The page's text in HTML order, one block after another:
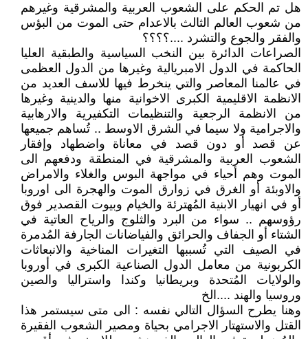
هل تم الحكم على الشعوب العربية والمشرقية وغيرهم
من شعوب العالم الثالث بالاعدام حتى الموت من البؤس
والفقر والجوع والتشرد ....؟؟؟؟
الصراعات الدائرة بين النخب السياسية والطبقية العليا
الحاكمة في الدول الامبريالية وغيرها من الدول العظمى
في عالمنا المعاصر والتي ينخرط فيها للاسف العديد من
الانظمة الاقليمية الكبرى الاخوانية منها والدينية وغيرها
من الانظمة الرجعية والتنظيمات التكفيرية والارهابية
والاجرامية ولا سيما في الشرق الاوسط .. تُساهم جميعها
عن قصد أو دون قصد في معاناة واضطهاد وإفقار
الشعوب العربية والمشرقية في المنطقة ودفعهم الى
الموت وهم أحياء في مواجهة البوس والغلاء والامراض
والاوبئة أو الغرق في زوارق الموت والهجرة الى اوروبا
أو في انهيار الابنية المُهترئة والخيام وبيوت القصدير فوق
رؤوسهم .. سواء من البرد والثلوج والرياح العاتية في
الشتاء أو الجفاف والحرائق والفياضانات الجارفة المُدمرة
في الصيف التي تُسببها التغيرات المناخية والانبعاثات
الكربونية من معامل الدول الصناعية الكبرى في أوروبا
والولايات المُتحدة وبريطانيا وكندا واستراليا والصين
وروسيا والهند ....الخ
وهنا يطرح السؤال التالي نفسه : الى متى سيستمر هذا
القتل والاستهتار الاجرامي بحياة ومصير الشعوب الفقيرة